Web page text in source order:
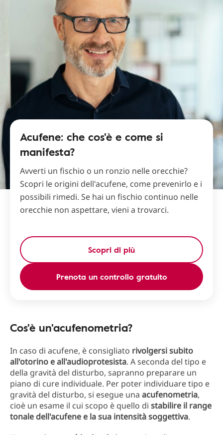
Acufene: che cos'è e come si
manifesta?
Avverti un fischio o un ronzio nelle orecchie?
Scopri le origini dell'acufene, come prevenirlo e i
possibili rimedi. Se hai un fischio continuo nelle
orecchie non aspettare, vieni a trovarci.
Scopri di più
Prenota un controllo gratuito
Cos'è un'acufenometria?
In caso di acufene, è consigliato rivolgersi subito
all'otorino e all'audioprotesista. A seconda del tipo e
della gravità del disturbo, sapranno preparare un
piano di cure individuale. Per poter individuare tipo e
gravità del disturbo, si esegue una acufenometria,
cioè un esame il cui scopo è quello di stabilire il range
tonale dell'acufene e la sua intensità soggettiva.